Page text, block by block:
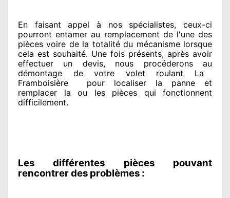
En faisant appel à nos spécialistes, ceux-ci
pourront entamer au remplacement de l'une des
pièces voire de la totalitédu mécanisme lorsque
cela est souhaité. Une fois présents, après avoir
effectuer un devis, nous procéderons au
démontage de votre volet roulant La
Framboisière
pour localiser la panne et
remplacer la ou les pièces qui fonctionnent
difficilement.
Les différentes pièces pouvant
rencontrer des problèmes :